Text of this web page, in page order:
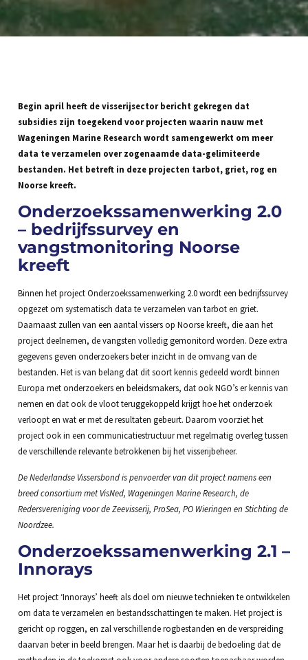
Begin april heeft de visserijsector bericht gekregen dat
subsidies zijn toegekend voor projecten waarin nauw met
Wageningen Marine Research wordt samengewerkt om meer
data te verzamelen over zogenaamde data-gelimiteerde
bestanden. Het betreft in deze projecten tarbot, griet, rog en
Noorse kreeft.
Onderzoekssamenwerking 2.0
– bedrijfssurvey en
vangstmonitoring Noorse
kreeft
Binnen het project Onderzoekssamenwerking 2.0 wordt een bedrijfssurvey
opgezet om systematisch data te verzamelen van tarbot en griet.
Daarnaast zullen van een aantal vissers op Noorse kreeft, die aan het
project deelnemen, de vangsten volledig gemonitord worden. Deze extra
gegevens geven onderzoekers beter inzicht in de omvang van de
bestanden. Het is van belang dat dit soort kennis gedeeld wordt binnen
Europa met onderzoekers en beleidsmakers, dat ook NGO’s er kennis van
nemen en dat ook de vloot teruggekoppeld krijgt hoe het onderzoek
verloopt en wat er met de resultaten gebeurt. Daarom voorziet het
project ook in een communicatiestructuur met regelmatig overleg tussen
de verschillende relevante betrokkenen bij het visserijbeheer.
De Nederlandse Vissersbond is penvoerder van dit project namens een
breed consortium met VisNed, Wageningen Marine Research, de
Redersvereniging voor de Zeevisserij, ProSea, PO Wieringen en Stichting de
Noordzee.
Onderzoekssamenwerking 2.1 –
Innorays
Het project ‘Innorays’ heeft als doel om nieuwe technieken te ontwikkelen
om data te verzamelen en bestandsschattingen te maken. Het project is
gericht op roggen, en zal verschillende rogbestanden en de verspreiding
daarvan beter in beeld brengen. Maar het is daarbij de bedoeling dat de